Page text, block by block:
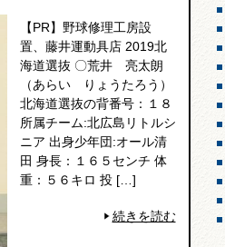
【PR】野球修理工房設
置、藤井運動具店 2019北
海道選抜 〇荒井 亮太朗
（あらい りょうたろう）
北海道選抜の背番号：１８
所属チーム:北広島リトルシ
ニア 出身少年団:オール清
田 身長：１６５センチ 体
重：５６キロ 投 […]
続きを読む